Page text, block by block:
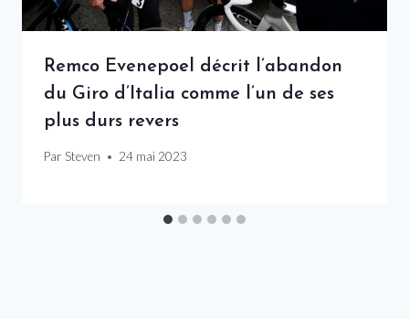
Remco Evenepoel décrit l’abandon
du Giro d’Italia comme l’un de ses
plus durs revers
Par Steven 24 mai 2023